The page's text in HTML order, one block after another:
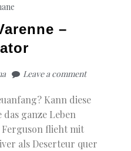
–
Leave a comment
Kann diese
das ganze Leben
flieht mit
als Deserteur quer